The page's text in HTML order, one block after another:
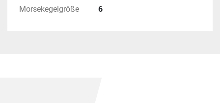
Morsekegelgröße 6